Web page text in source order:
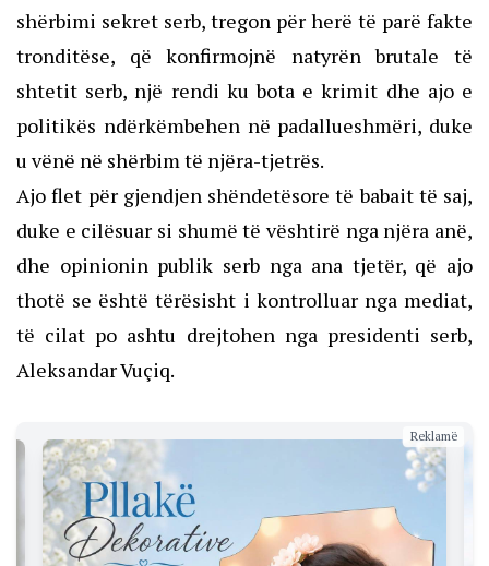
shërbimi sekret serb, tregon për herë të parë fakte
tronditëse, që konfirmojnë natyrën brutale të
shtetit serb, një rendi ku bota e krimit dhe ajo e
politikës ndërkëmbehen në padallueshmëri, duke
u vënë në shërbim të njëra-tjetrës.
Ajo flet për gjendjen shëndetësore të babait të saj,
duke e cilësuar si shumë të vështirë nga njëra anë,
dhe opinionin publik serb nga ana tjetër, që ajo
thotë se është tërësisht i kontrolluar nga mediat,
të cilat po ashtu drejtohen nga presidenti serb,
Aleksandar Vuçiq.
Reklamë